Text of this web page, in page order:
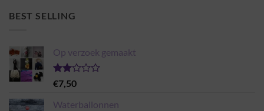
BEST SELLING
Op verzoek gemaakt
Gewaardeerd
2.00
uit 5
€7,50
Waterballonnen